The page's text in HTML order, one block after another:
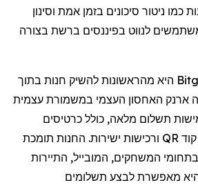
כמו ניטור סיכונים בזמן אמת וסינון
לנווט בפיננסים ברשת בצורה
היא מהראשונות להשיק חנות בתוך
ארנק האחסון העצמי במשמורת עצמית
תשלום מלאה, כולל כרטיסים
QR ורכישות ישירות. החנות תומכת
מותגים בתחומי המשחקים, המובייל, התיירות
מאפשרת לבצע תשלומים